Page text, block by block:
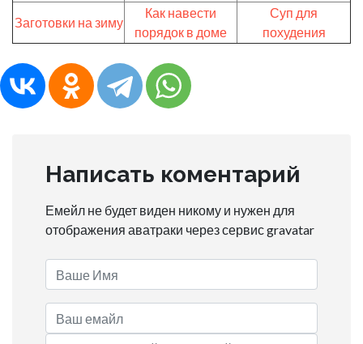
Заготовки на зиму
Как навести
порядок в доме
Суп для
похудения
Написать коментарий
Емейл не будет виден никому и нужен для
отображения аватраки через сервис gravatar